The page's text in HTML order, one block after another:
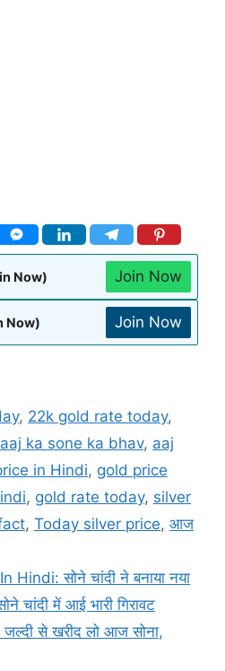
Now) Join Now
Now) Join Now
, 22k gold rate today,
aaj ka sone ka bhav, aaj
in Hindi, gold price
, gold rate today, silver
, Today silver price, आज
सोने चांदी ने बनाया नया
चांदी में आई भारी गिरावट
से खरीद लो आज सोना,